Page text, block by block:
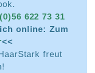
622 73 31
online: Zum
<<
freut